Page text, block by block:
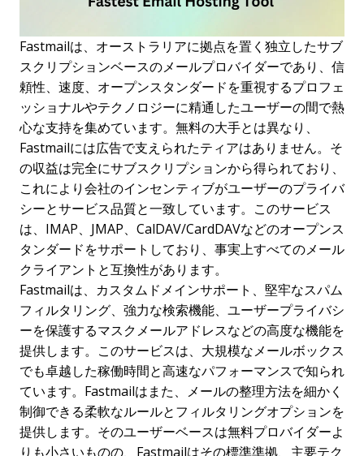
Fastmailは、オーストラリアに拠点を置く独立したサブ
スクリプションベースのメールプロバイダーであり、信
頼性、速度、オープンスタンダードを重視するプロフェ
ッショナルやテクノロジーに精通したユーザーの間で熱
心な支持を集めています。無料の大手とは異なり、
Fastmailには広告で支えられたティアはありません。そ
の収益は完全にサブスクリプションから得られており、
これにより会社のインセンティブがユーザーのプライバ
シーとサービス品質と一致しています。このサービス
は、IMAP、JMAP、CalDAV/CardDAVなどのオープンス
タンダードをサポートしており、事実上すべてのメール
クライアントと互換性があります。
Fastmailは、カスタムドメインサポート、堅牢なスパム
フィルタリング、強力な検索機能、ユーザープライバシ
ーを保護するマスクメールアドレスなどの高度な機能を
提供します。このサービスは、大規模なメールボックス
でも卓越した稼働時間と高速なパフォーマンスで知られ
ています。Fastmailはまた、メールの整理方法を細かく
制御できる柔軟なルールとフィルタリングオプションを
提供します。そのユーザーベースは無料プロバイダーよ
りも小さいものの、Fastmailはその標準準拠、主要テク